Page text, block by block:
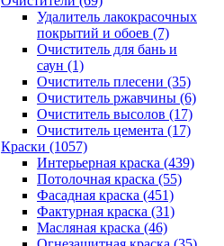
Удалитель лакокрасочных
покрытий и обоев (7)
Очиститель для бань и
саун (1)
Очиститель плесени (35)
Очиститель ржавчины (6)
Очиститель высолов (17)
Очиститель цемента (17)
Краски (1057)
Интерьерная краска (439)
Потолочная краска (55)
Фасадная краска (451)
Фактурная краска (31)
Масляная краска (46)